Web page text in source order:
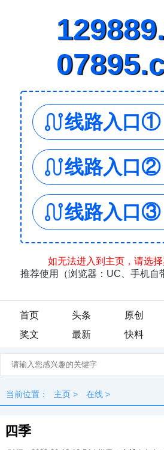
首页 头条 原创
奖文
最新 快料
当前位置： 主页 > 在线 >
四季